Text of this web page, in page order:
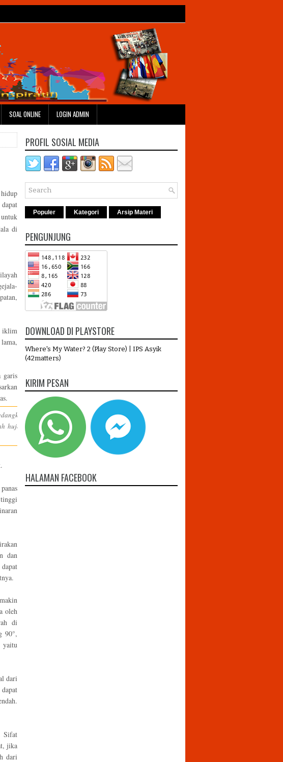
SOAL ONLINE LOGIN ADMIN
di
iklim
garis
hujan,
dan
oleh
di
90°,
yaitu
dari
Sifat
jika
dari
PROFIL SOSIAL MEDIA
Populer Kategori Arsip Materi
PENGUNJUNG
DOWNLOAD DI PLAYSTORE
Where's My Water? 2 (Play Store)
IPS Asyik
(42matters)
KIRIM PESAN
HALAMAN FACEBOOK